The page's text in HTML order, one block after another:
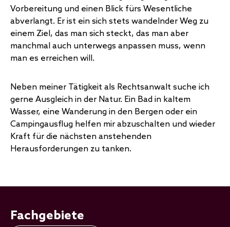
Vorbereitung und einen Blick fürs Wesentliche
abverlangt. Er ist ein sich stets wandelnder Weg zu
einem Ziel, das man sich steckt, das man aber
manchmal auch unterwegs anpassen muss, wenn
man es erreichen will.
Neben meiner Tätigkeit als Rechtsanwalt suche ich
gerne Ausgleich in der Natur. Ein Bad in kaltem
Wasser, eine Wanderung in den Bergen oder ein
Campingausflug helfen mir abzuschalten und wieder
Kraft für die nächsten anstehenden
Herausforderungen zu tanken.
Fachgebiete